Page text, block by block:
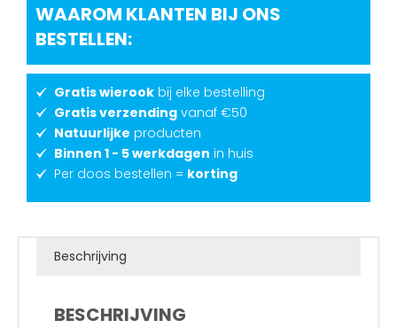
WAAROM KLANTEN BIJ ONS
BESTELLEN:
Gratis wierook bij elke bestelling
Gratis verzending vanaf €50
Natuurlijke producten
Binnen 1 - 5 werkdagen in huis
Per doos bestellen = korting
Beschrijving
BESCHRIJVING